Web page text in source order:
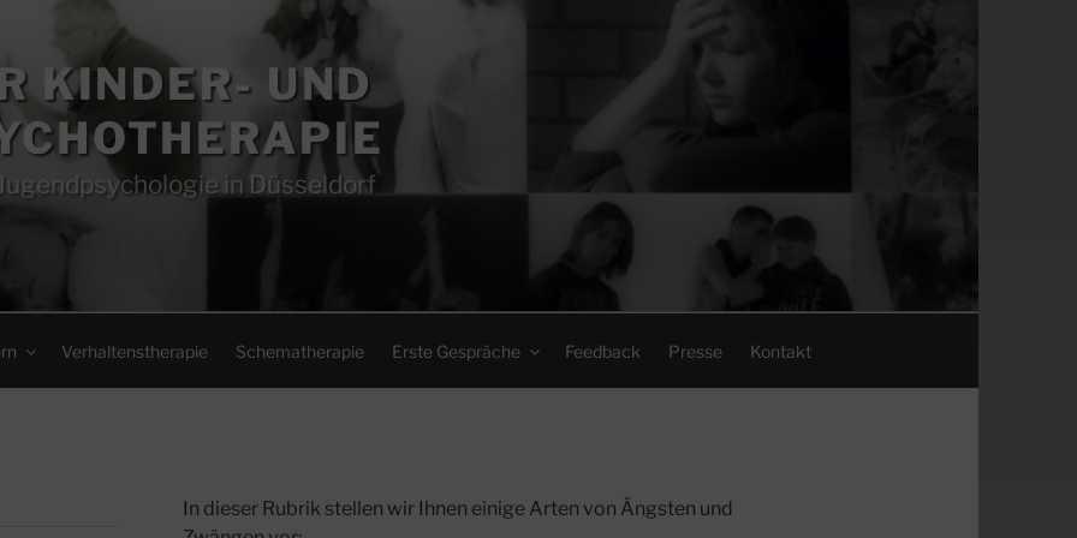
KINDER- UND
in Düsseldorf
Verhaltenstherapie Schematherapie Erste Gespräche Feedback Presse Kontakt
In dieser Rubrik stellen wir Ihnen einige Arten von Ängsten und